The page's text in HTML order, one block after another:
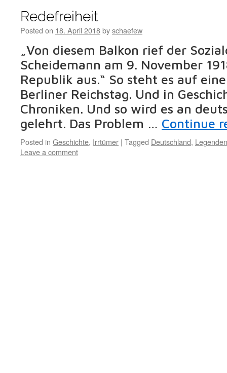
Redefreiheit
Posted on 18. April 2018byschaefew
„Von diesem Balkon rief der
Scheidemann am 9. November
Republik aus.“ So steht es auf
Berliner Reichstag. Und in
Chroniken. Und so wird es an
gelehrt. Das Problem … Continue
Posted in Geschichte, Irrtümer | Tagged Deutschland, Legenden
Leave a comment